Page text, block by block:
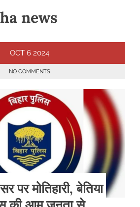
news
OCT 6 2024
NO COMMENTS
पर मोतिहारी, बेतिया